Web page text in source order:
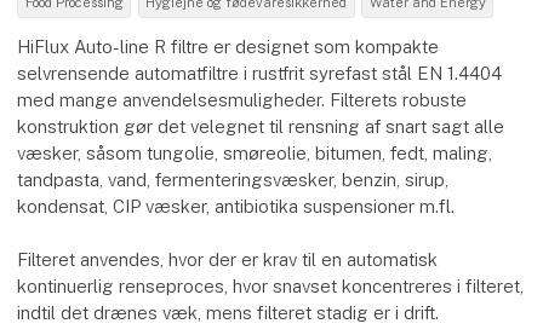
HiFlux Auto-line R filtre er designet som kompakte
selvrensende automatfiltre i rustfrit syrefast stål EN 1.4404
med mange anvendelsesmuligheder. Filterets robuste
konstruktion gør det velegnet til rensning af snart sagt alle
væsker, såsom tungolie, smøreolie, bitumen, fedt, maling,
tandpasta, vand, fermenteringsvæsker, benzin, sirup,
kondensat, CIP væsker, antibiotika suspensioner m.fl.
Filteret anvendes, hvor der er krav til en automatisk
kontinuerlig renseproces, hvor snavset koncentreres i filteret,
indtil det drænes væk, mens filteret stadig er i drift.